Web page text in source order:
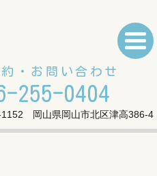
・お問い合わせ
255-0404
1152 岡山県岡山市北区津高386-4